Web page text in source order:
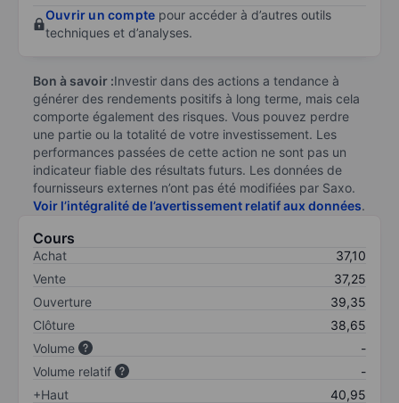
Ouvrir un compte pour accéder à d’autres outils
techniques et d’analyses.
Bon à savoir :Investir dans des actions a tendance à
générer des rendements positifs à long terme, mais cela
comporte également des risques. Vous pouvez perdre
une partie ou la totalité de votre investissement. Les
performances passées de cette action ne sont pas un
indicateur fiable des résultats futurs. Les données de
fournisseurs externes n’ont pas été modifiées par Saxo.
Voir l’intégralité de l’avertissement relatif aux données.
Cours
Achat
37,10
Vente
37,25
Ouverture
39,35
Clôture
38,65
Volume
-
Volume relatif
-
+Haut
40,95